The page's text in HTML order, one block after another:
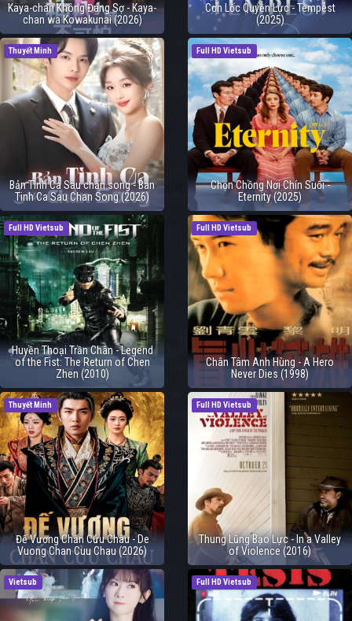
Kaya-chan Không Đáng Sợ - Kaya-
chan wa Kowakunai (2026)
Cơn Lốc Quyền Lực - Tempest
(2025)
Thuyết Minh
Bản Tình Ca Sau chấn song - Ban
Tinh Ca Sau Chan Song (2026)
Full HD Vietsub
Chọn Chồng Nơi Chín Suối -
Eternity (2025)
Full HD Vietsub
Huyền Thoại Trần Chân - Legend
of the Fist: The Return of Chen
Zhen (2010)
Full HD Vietsub
Chân Tâm Anh Hùng - A Hero
Never Dies (1998)
Thuyết Minh
Đế Vương Chấn Cửu Châu - De
Vuong Chan Cuu Chau (2026)
Full HD Vietsub
Thung Lũng Bạo Lực - In a Valley
of Violence (2016)
Vietsub Full HD Vietsub